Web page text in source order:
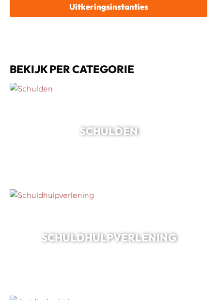
Uitkeringsinstanties
BEKIJK PER CATEGORIE
SCHULDEN
SCHULDHULPVERLENING